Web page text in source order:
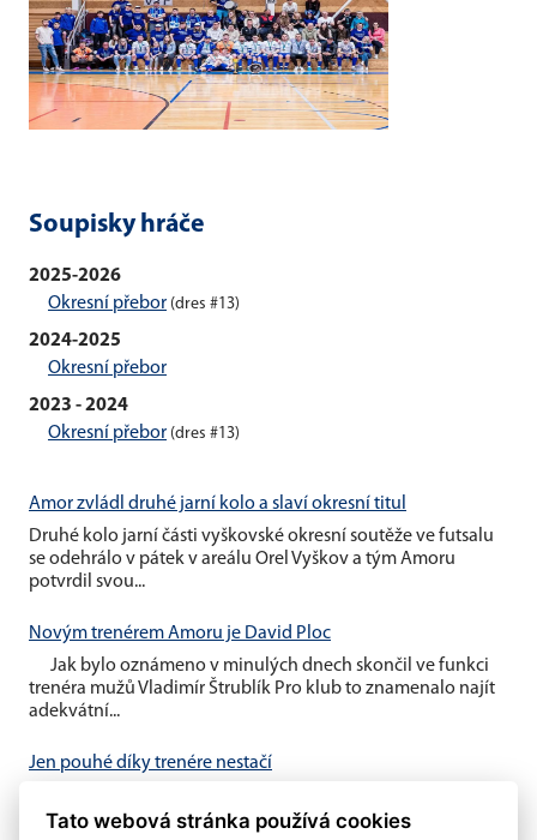
Soupisky hráče
2025-2026
Okresní přebor (dres #13)
2024-2025
Okresní přebor
2023 - 2024
Okresní přebor (dres #13)
Amor zvládl druhé jarní kolo a slaví okresní titul
Druhé kolo jarní části vyškovské okresní soutěže ve futsalu
se odehrálo v pátek v areálu Orel Vyškov a tým Amoru
potvrdil svou...
Novým trenérem Amoru je David Ploc
Jak bylo oznámeno v minulých dnech skončil ve funkci
trenéra mužů Vladimír Štrublík Pro klub to znamenalo najít
adekvátní...
Jen pouhé díky trenére nestačí
Štrublíka u našeho áčka Domníváme se, že pouhé
Tato webová stránka používá cookies